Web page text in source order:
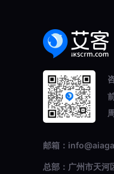
邮箱：
总部：广州市天河